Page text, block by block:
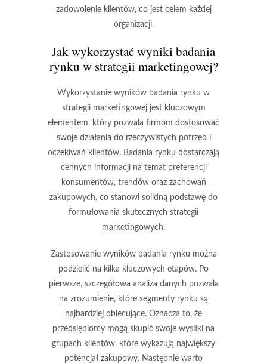
zadowolenie klientów, co jest celem każdej
organizacji.
Jak wykorzystać wyniki badania
rynku w strategii marketingowej?
Wykorzystanie wyników badania rynku w
strategii marketingowej jest kluczowym
elementem, który pozwala firmom dostosować
swoje działania do rzeczywistych potrzeb i
oczekiwań klientów. Badania rynku dostarczają
cennych informacjina temat preferencji
konsumentów, trendów oraz zachowań
zakupowych, co stanowi solidną podstawę do
formułowania skutecznych strategii
marketingowych.
Zastosowanie wyników badania rynku można
podzielić na kilka kluczowych etapów. Po
pierwsze, szczegółowa analiza danych pozwala
na zrozumienie, które segmenty rynku są
najbardziej obiecujące. Oznacza to, że
przedsiębiorcy mogą skupić swoje wysiłki na
grupach klientów, które wykazują największy
potencjał zakupowy. Następnie warto